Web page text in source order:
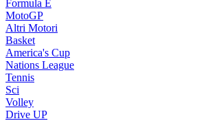
Formula E
MotoGP
Altri Motori
Basket
America's Cup
Nations League
Tennis
Sci
Volley
Drive UP